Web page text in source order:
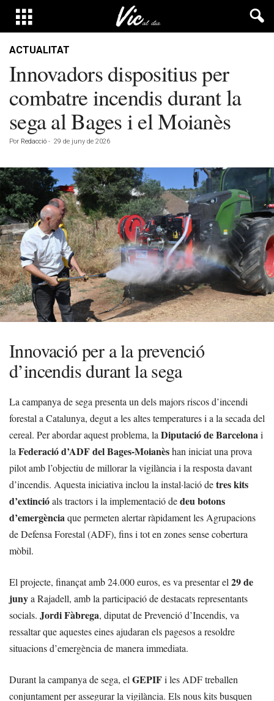
ACTUALITAT
Innovadors dispositius per
combatre incendis durant la
sega al Bages i el Moianès
Por Redacció - 29 de juny de 2026
Innovació per a la prevenció
d’incendis durant la sega
La campanya de sega presenta un dels majors riscos d’incendi
forestal a Catalunya, degut a les altes temperatures i a la secada del
cereal. Per abordar aquest problema, la Diputació de Barcelonai
la Federació d’ADF del Bages-Moianèshan iniciat una prova
pilot amb l’objectiu de millorar la vigilància i la resposta davant
d’incendis. Aquesta iniciativa inclou la instal·lació detres kits
d’extincióals tractors i la implementació dedeu botons
d’emergènciaque permeten alertar ràpidament les Agrupacions
de Defensa Forestal (ADF), fins i tot en zones sense cobertura
mòbil.
El projecte, finançat amb 24.000 euros, es va presentar el 29 de
junya Rajadell, amb la participació de destacats representants
socials. Jordi Fàbrega, diputat de Prevenció d’Incendis, va
ressaltar que aquestes eines ajudaran els pagesos a resoldre
situacions d’emergència de manera immediata.
Durant la campanya de sega, el GEPIFi les ADF treballen
conjuntament per assegurar la vigilància. Els nous kits busquen